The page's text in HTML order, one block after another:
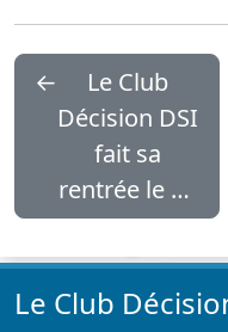
←
Le Club
Décision DSI
fait sa
rentrée le 27
septembre
Le Club